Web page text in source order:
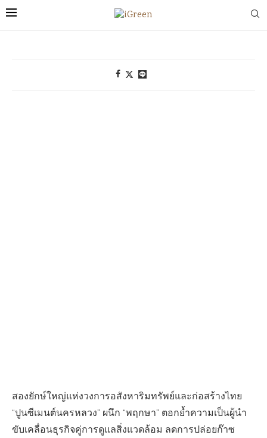
สองยักษ์ใหญ่แห่งวงการอสังหาริมทรัพย์และก่อสร้างไทย
“ปูนซีเมนต์นครหลวง” ผนึก “พฤกษา” ตอกย้ำความเป็นผู้นำ
ขับเคลื่อนธุรกิจคู่การดูแลสิ่งแวดล้อม ลดการปล่อยก๊าซ